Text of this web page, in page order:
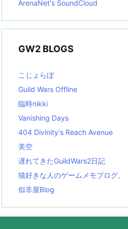
ArenaNet's SoundCloud
GW2 BLOGS
こじょらぼ
Guild Wars Offline
臨時nikki
Vanishing Days
404 Divinity's Reach Avenue
美空
遅れてきたGuildWars2日記
猫好きな人のゲームメモブログ。
似非屋Blog